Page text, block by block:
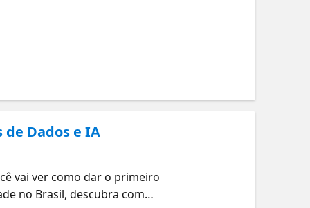
estratégias práticas
Esteja você
Dados e IA
vai ver como dar o primeiro
no Brasil, descubra como